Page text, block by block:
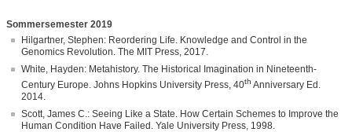
Sommersemester 2019
Hilgartner, Stephen: Reordering Life. Knowledge and Control in the
Genomics Revolution. The MIT Press, 2017.
White, Hayden: Metahistory. The Historical Imagination in Nineteenth-
Century Europe. Johns Hopkins University Press, 40th Anniversary Ed.
2014.
Scott, James C.: Seeing Like a State. How Certain Schemes to Improve the
Human Condition Have Failed. Yale University Press, 1998.